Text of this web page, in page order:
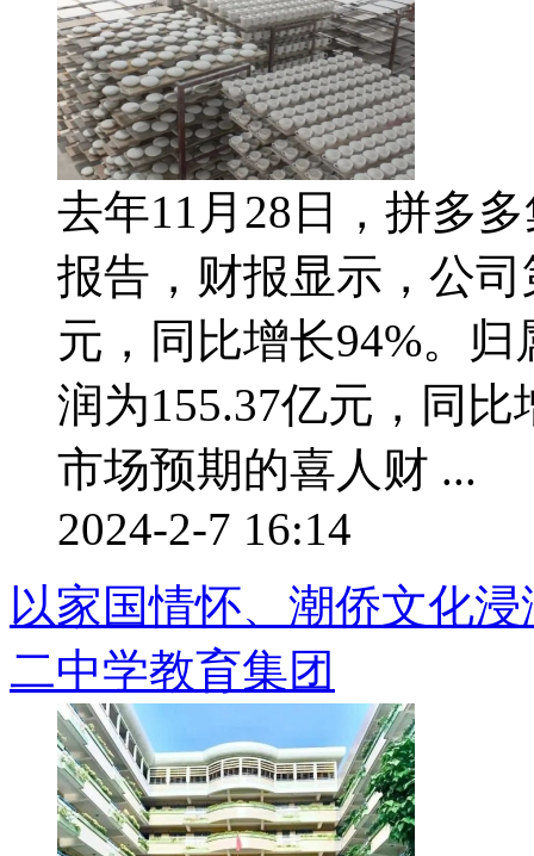
去年11月28日，拼多
报告，财报显示，公
元，同比增长94%。
润为155.37亿元，同
市场预期的喜人财 ...
2024-2-7 16:14
以家国情怀、潮侨文化
二中学教育集团